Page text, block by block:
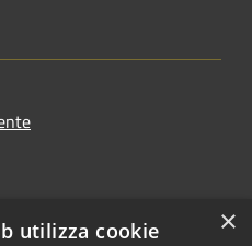
×
utilizza cookie